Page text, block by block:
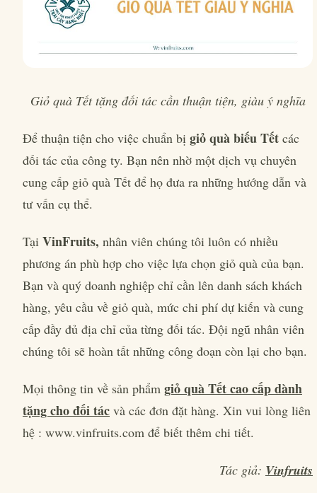
Giỏ quà Tết tặng đối tác cần thuận tiện, giàu ý nghĩa
Để thuận tiện cho việc chuẩn bị giỏ quà biếu Tết các
đối tác của công ty. Bạn nên nhờ một dịch vụ chuyên
cung cấp giỏ quà Tết để họ đưa ra những hướng dẫn và
tư vấn cụ thể.
Tại VinFruits, nhân viên chúng tôi luôn có nhiều
phương án phù hợp cho việc lựa chọn giỏ quà của bạn.
Bạn và quý doanh nghiệp chỉ cần lên danh sách khách
hàng, yêu cầu về giỏ quà, mức chi phí dự kiến và cung
cấp đầy đủ địa chỉ của từng đối tác. Đội ngũ nhân viên
chúng tôi sẽ hoàn tất những công đoạn còn lại cho bạn.
Mọi thông tin về sản phẩm giỏ quà Tết cao cấp dành
tặng cho đối tác và các đơn đặt hàng. Xin vui lòng liên
hệ : www.vinfruits.com để biết thêm chi tiết.
Tác giả: Vinfruits